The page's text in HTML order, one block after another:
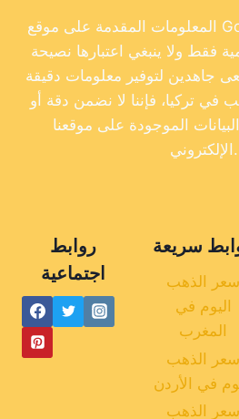
المعلومات المقدمة على موقع Goldpricesturkey.com
فقط ولا ينبغي اعتبارها نصيحة
جاهدين لتوفير معلومات دقيقة
في تركيا، فإننا لا نضمن دقة أو
الموجودة على موقعنا
الإلكتروني.
روابط
اجتماعية
سريعة
سعر الذهب
اليوم في
المغرب
سعر الذهب
في الأردن
سعر الذهب